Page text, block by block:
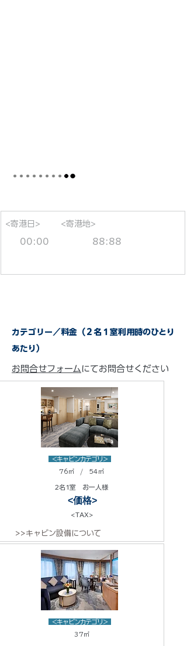
<寄港日>
00:00
<寄港地>
88:88
カテゴリー／料金（２名１室利用時のひとり
あたり）
お問合せフォームにてお問合せください
<キャビンカテゴリ>
76㎡ / 54㎡
2名1室 お一人様
<価格>
<TAX>
>>キャビン設備について
<キャビンカテゴリ>
37㎡